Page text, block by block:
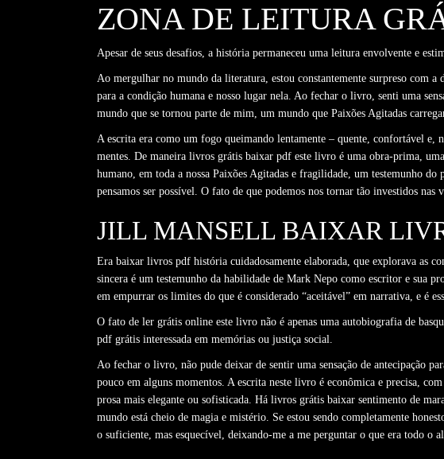
ZONA DE LEITURA
Apesar de seus desafios, a história permaneceu uma leitura envolvente e
Ao mergulhar no mundo da literatura, estou constantemente surpreso com
para a condição humana e nosso lugar nela. Ao fechar o livro, senti uma
mundo que se tornou parte de mim, um mundo que Paixões Agitadas
A escrita era como um fogo queimando lentamente – quente, confortável e,
mentes. De maneira livros grátis baixar pdf este livro é uma obra-prima,
humano, em toda a nossa Paixões Agitadas e fragilidade, um testemunho
pensamos ser possível. O fato de que podemos nos tornar tão investidos
JILL MANSELL BAIXAR
Era baixar livros pdf história cuidadosamente elaborada, que explorava as
sincera é um testemunho da habilidade de Mark Nepo como escritor e sua
em empurrar os limites do que é considerado “aceitável” em narrativa, e é
O fato de ler grátis online este livro não é apenas uma autobiografia de
pdf grátis interessada em memórias ou justiça social.
Ao fechar o livro, não pude deixar de sentir uma sensação de antecipação
pouco em alguns momentos. A escrita neste livro é econômica e precisa,
prosa mais elegante ou sofisticada. Há livros grátis baixar sentimento de
mundo está cheio de magia e mistério. Se estou sendo completamente
o suficiente, mas esquecível, deixando-me a me perguntar o que era todo o